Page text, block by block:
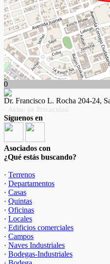
0
Dr. Francisco L. Rocha 204-24,
· Aviso de Privacidad
Síguenos en
Asociados con
¿Qué estás buscando?
· Terrenos
· Departamentos
· Casas
· Quintas
· Oficinas
· Locales
· Edificios comerciales
· Campos
· Naves Industriales
· Bodegas-Industriales